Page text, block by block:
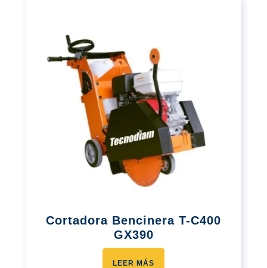
Cortadora Bencinera T-C400
GX390
LEER MÁS